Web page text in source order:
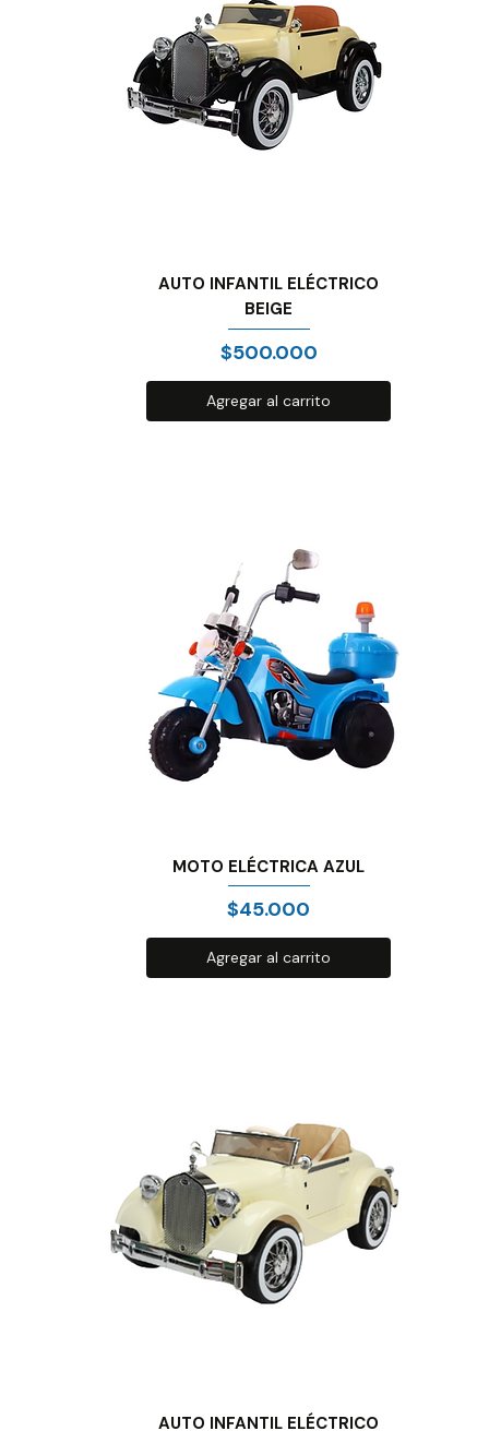
AUTO INFANTIL ELÉCTRICO
BEIGE
Precio
$500.000
Agregar al carrito
MOTO ELÉCTRICA AZUL
Precio
$45.000
Agregar al carrito
AUTO INFANTIL ELÉCTRICO